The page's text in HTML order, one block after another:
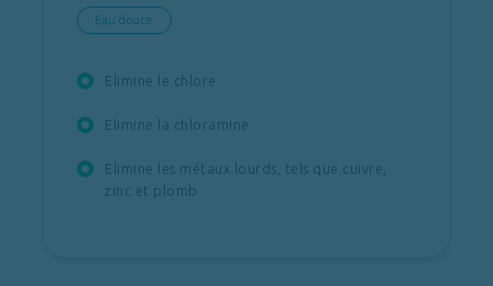
Eau douce
Elimine le chlore
Elimine la chloramine
Elimine les métaux lourds, tels que cuivre,
zinc et plomb